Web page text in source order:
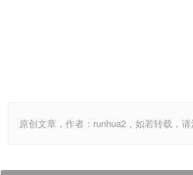
原创文章，作者：runhua2，如若转载，